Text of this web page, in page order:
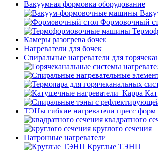
Вакуумная формовка оборудование
Формовочный
Камеры разогрева бочек
Нагреватели для бочек
Спиральные нагреватели для
ТЭНы гибкие нагреватели пресс форм
квадратного
круглого сечения
Патронные нагреватели
Круглые ТЭНП